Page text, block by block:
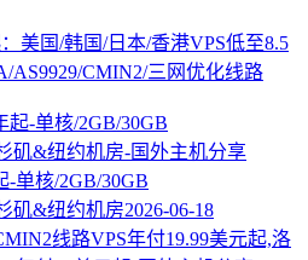
美国/韩国/日本/香港VPS低至8.5
AS9929/CMIN2/三网优化线路
-单核/2GB/30GB
矶&纽约机房2026-06-18